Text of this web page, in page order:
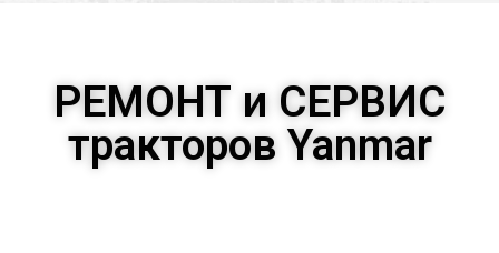
РЕМОНТ и СЕРВИС
тракторов Yanmar